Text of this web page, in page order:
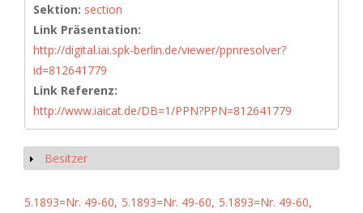
Sektion: section
Link Präsentation:
http://digital.iai.spk-berlin.de/viewer/ppnresolver?
id=812641779
Link Referenz:
http://www.iaicat.de/DB=1/PPN?PPN=812641779
Anzeigen
Besitzer
5.1893=Nr. 49-60, 5.1893=Nr. 49-60, 5.1893=Nr. 49-60,